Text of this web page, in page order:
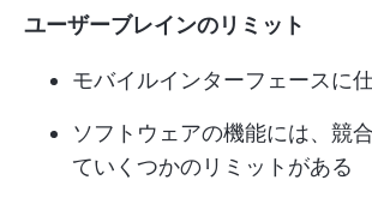
ユーザーブレインのリミット
モバイルインターフェースに
ソフトウェアの機能には、競
ていくつかのリミットがある